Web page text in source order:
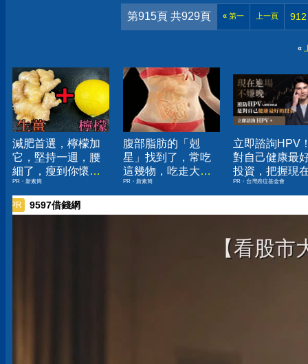
第915頁 共929頁 « 第一 上一頁 912
«
減肥首選，檸檬加
它，堅持一週，腰
細了，瘦到你懷疑
人生
PR・新素簡
腹部脂肪的「剋
星」找到了，常吃
這幾物，吃走大肚
囊，瘦出小蠻腰
PR・新素簡
立即諮詢HPV
對自己健康最
投資，把握現
嫌晚！
PR・台灣癌症基金會
PR 9597借錢網